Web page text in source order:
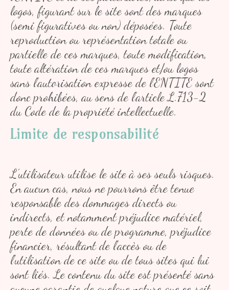
logos, figurant sur le site sont des marques
(semi figuratives ou non) déposées. Toute
reproduction ou représentation totale ou
partielle de ces marques, toute modification,
toute altération de ces marques et/ou logos
sans l’autorisation expresse de l’ENTITE sont
donc prohibées, au sens de l’article L.713-2
du Code de la propriété intellectuelle.
Limite de responsabilité
L’utilisateur utilise le site à ses seuls risques.
En aucun cas, nous ne pourrons être tenue
responsable des dommages directs ou
indirects, et notamment préjudice matériel,
perte de données ou de programme, préjudice
financier, résultant de l’accès ou de
l’utilisation de ce site ou de tous sites qui lui
sont liés. Le contenu du site est présenté sans